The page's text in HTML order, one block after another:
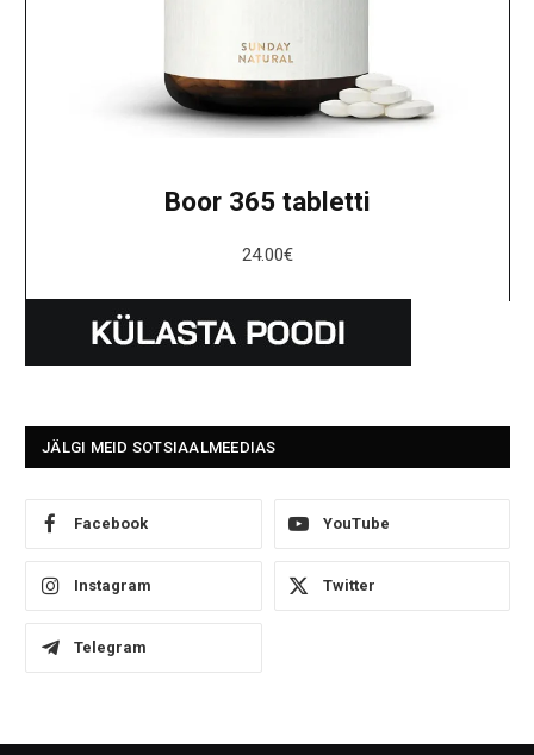
Boor 365 tabletti
24.00€
JÄLGI MEID SOTSIAALMEEDIAS
Facebook YouTube
Instagram Twitter
Telegram